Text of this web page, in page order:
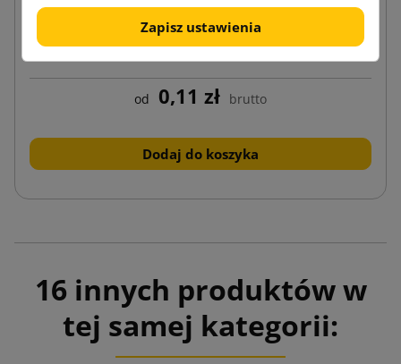
Koperty kurierskie Kangurki Przylgi C6
od 0,11 zł brutto
Dodaj do koszyka
16 innych produktów w
tej samej kategorii:
Zapisz ustawienia